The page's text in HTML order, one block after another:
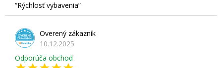
Rýchlosť vybavenia
Overený zákazník
10.12.2025
Odporúča obchod